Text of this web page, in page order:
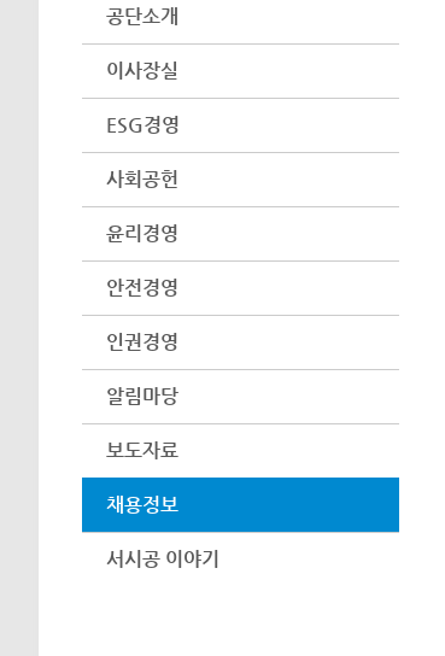
공단소개
이사장실
ESG경영
사회공헌
윤리경영
안전경영
인권경영
알림마당
보도자료
채용정보
서시공 이야기